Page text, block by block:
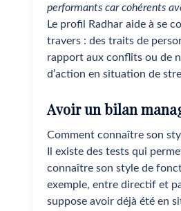
performants car cohérents
Le profil Radhar aide à se
travers : des traits de
rapport aux conflits ou de
d’action en situation de
Avoir un bilan
Comment connaître son
Il existe des tests qui
connaître son style de
exemple, entre directif et
suppose avoir déjà été en